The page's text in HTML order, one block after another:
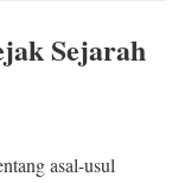
Sejarah
asal-usul